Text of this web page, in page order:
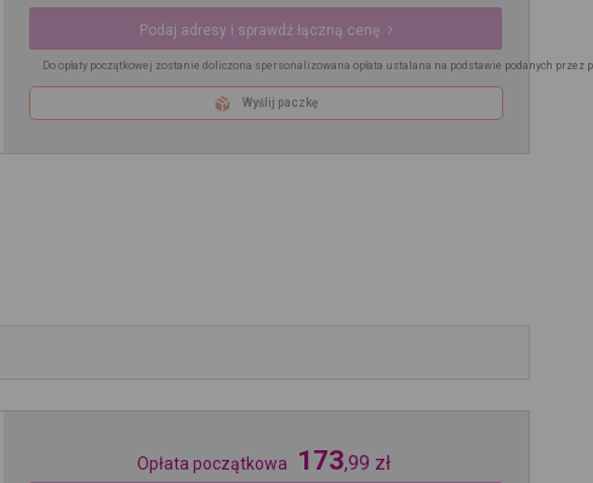
Podaj adresy i sprawdź łączną cenę
Do opłaty początkowej zostanie doliczona spersonalizowana opłata ustalana na podstawie podanych przez
Wyślij paczkę
Opłata początkowa 173,99 zł